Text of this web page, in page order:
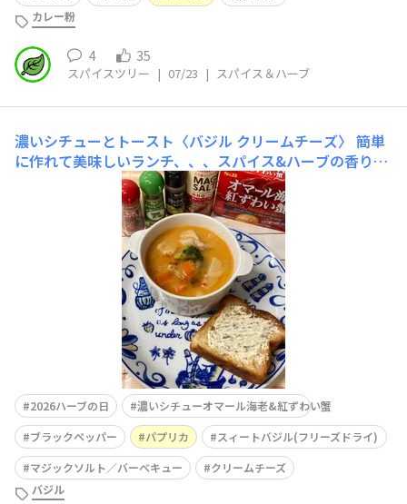
カレー粉
4 35
スパイスツリー | 07/23 | スパイス＆ハーブ
濃いシチューとトースト〈バジル クリームチーズ〉 簡単
に作れて美味しいランチ、、、スパイス&ハーブの香りや
具材の食感を楽しめ、食べ応えもありました。🔶濃いシチ
ュー〈材料〉豚肉、玉ねぎ、人参、エリンギ、ブロッコリ
ー、コーン油、塩、水、牛乳、「濃いシチューオマール海
老＆紅ずわい蟹」、「ブラックペッパー(あらびき)」、
「パプリカ」※玉ねぎはくし切
2026ハーブの日
濃いシチューオマール海老&紅ずわい蟹
ブラックペッパー
パプリカ
スィートバジル(フリーズドライ)
マジックソルト／バーベキュー
クリームチーズ
バジル